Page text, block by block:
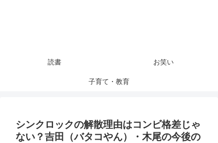
読書 お笑い
子育て・教育
シンクロックの解散理由はコンビ格差じゃ
ない？吉田（バタコやん）・木尾の今後の